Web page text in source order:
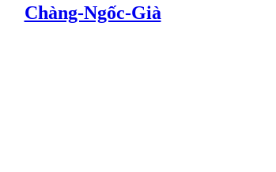
Chàng-Ngốc-Già